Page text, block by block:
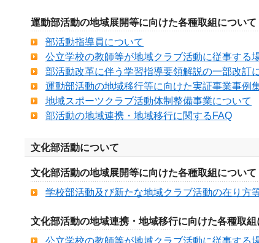
運動部活動の地域展開等に向けた各種取組について
部活動指導員について
公立学校の教師等が地域クラブ活動に従事する
部活動改革に伴う学習指導要領解説の一部改訂
運動部活動の地域移行等に向けた実証事業事例
地域スポーツクラブ活動体制整備事業について
部活動の地域連携・地域移行に関するFAQ
文化部活動について
文化部活動の地域展開等に向けた各種取組について
学校部活動及び新たな地域クラブ活動の在り方
文化部活動の地域連携・地域移行に向けた各種取組
公立学校の教師等が地域クラブ活動に従事する